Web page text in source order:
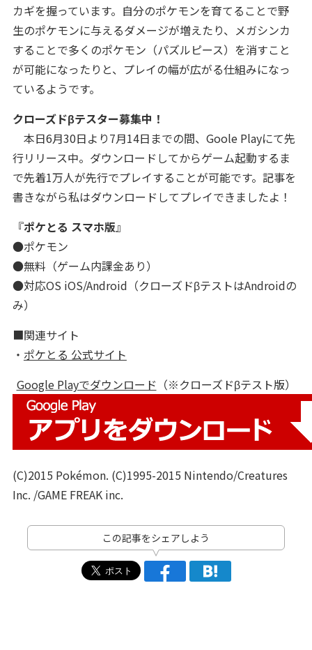
カギを握っています。自分のポケモンを育てることで野
生のポケモンに与えるダメージが増えたり、メガシンカ
することで多くのポケモン（パズルピース）を消すこと
が可能になったりと、プレイの幅が広がる仕組みになっ
ているようです。
クローズドβテスター募集中！
本日6月30日より7月14日までの間、Goole Playにて先
行リリース中。ダウンロードしてからゲーム起動するま
で先着1万人が先行でプレイすることが可能です。記事を
書きながら私はダウンロードしてプレイできましたよ！
『ポケとる スマホ版』
●ポケモン
●無料（ゲーム内課金あり）
●対応OS iOS/Android（クローズドβテストはAndroidの
み）
■関連サイト
・ ポケとる 公式サイト
Google Playでダウンロード （※クローズドβテスト版）
(C)2015 Pokémon. (C)1995-2015 Nintendo/Creatures
Inc. /GAME FREAK inc.
この記事をシェアしよう